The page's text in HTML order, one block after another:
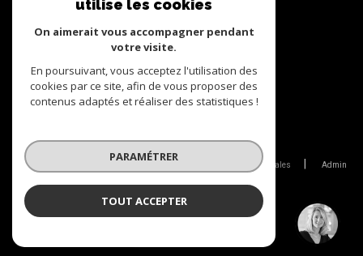
EMMANUELLE CASTELA
© 2026 | Tous droits réservés
Mentions légales
Admin
Réalisé par :
utilise les cookies
On aimerait vous accompagner pendant
votre visite.
En poursuivant, vous acceptez l'utilisation des
cookies par ce site, afin de vous proposer des
contenus adaptés et réaliser des statistiques !
PARAMÉTRER
TOUT ACCEPTER